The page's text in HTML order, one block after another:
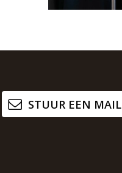
STUUR EEN MAIL